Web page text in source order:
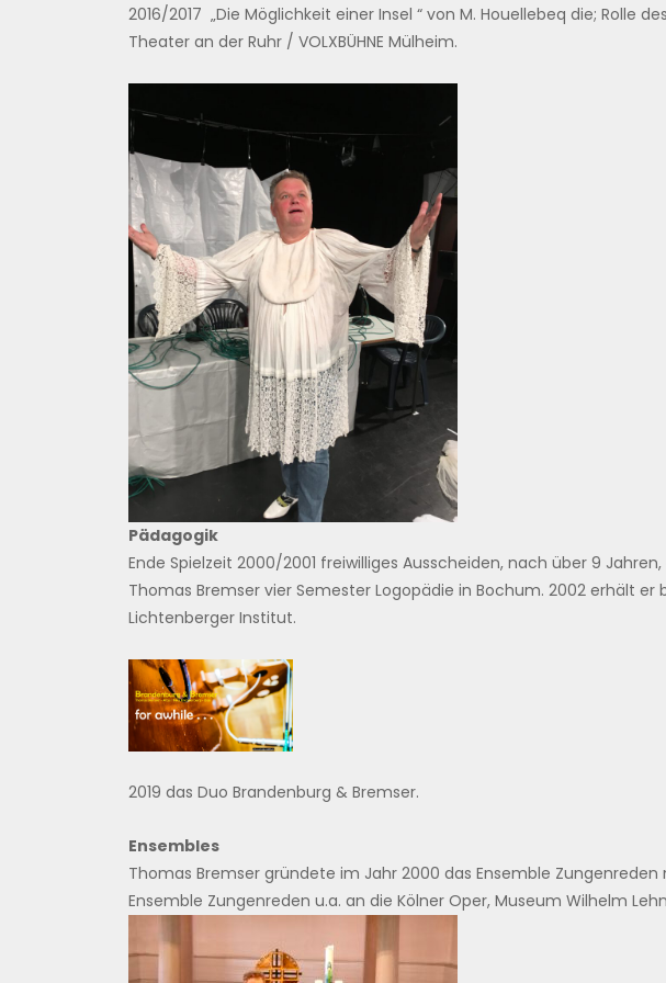
2016/2017 „Die Möglichkeit einer Insel “ von M. Houellebeq die; Rolle
Theater an der Ruhr / VOLXBÜHNE Mülheim.
Pädagogik
Ende Spielzeit 2000/2001 freiwilliges Ausscheiden, nach über 9
Thomas Bremser vier Semester Logopädie in Bochum. 2002 erhält
Lichtenberger Institut.
2019 das Duo Brandenburg & Bremser.
Ensembles
Thomas Bremser gründete im Jahr 2000 das Ensemble
Ensemble Zungenreden u.a. an die Kölner Oper, Museum Wilhelm